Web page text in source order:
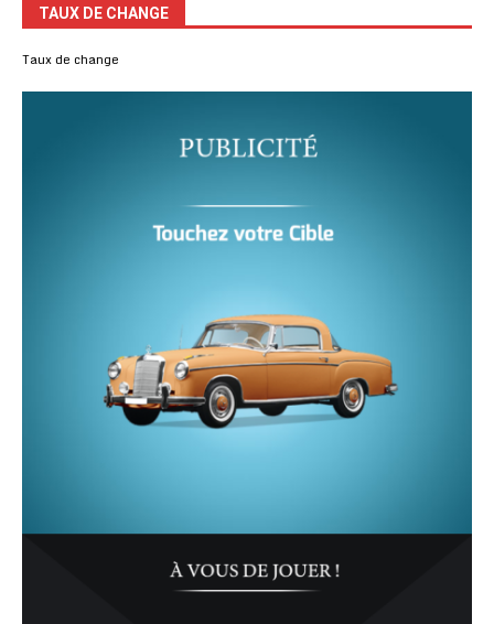
TAUX DE CHANGE
Taux de change